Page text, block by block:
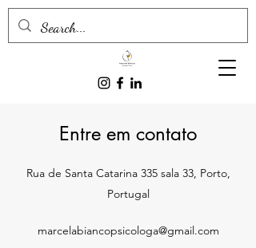
Entre em contato
Rua de Santa Catarina 335 sala 33, Porto,
Portugal
marcelabiancopsicologa@gmail.com